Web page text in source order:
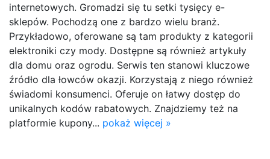
internetowych. Gromadzi się tu setki tysięcy e-
sklepów. Pochodzą one z bardzo wielu branż.
Przykładowo, oferowane są tam produkty z kategorii
elektroniki czy mody. Dostępne są również artykuły
dla domu oraz ogrodu. Serwis ten stanowi kluczowe
źródło dla łowców okazji. Korzystają z niego również
świadomi konsumenci. Oferuje on łatwy dostęp do
unikalnych kodów rabatowych. Znajdziemy też na
platformie kupony... pokaż więcej »